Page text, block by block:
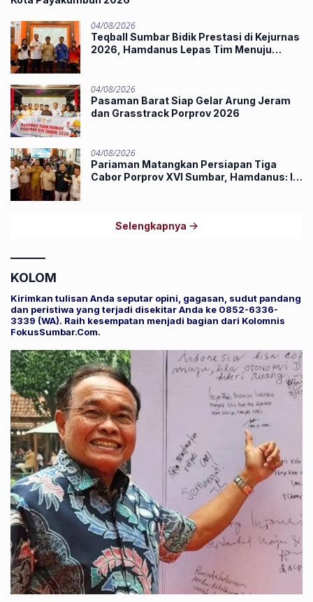
04/08/2026
Teqball Sumbar Bidik Prestasi di Kejurnas
2026, Hamdanus Lepas Tim Menuju
04/08/2026
Pasaman Barat Siap Gelar Arung Jeram
dan Grasstrack Porprov 2026
04/08/2026
Pariaman Matangkan Persiapan Tiga
Cabor Porprov XVI Sumbar, Hamdanus: Ini
Selengkapnya
KOLOM
Kirimkan tulisan Anda seputar opini, gagasan, sudut pandang
dan peristiwa yang terjadi disekitar Anda ke 0852-6336-
3339 (WA). Raih kesempatan menjadi bagian dari Kolomnis
FokusSumbar.Com.